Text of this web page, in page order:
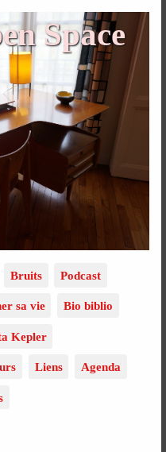
Space
Bruits Podcast
sa vie Bio biblio
Kepler
Liens Agenda